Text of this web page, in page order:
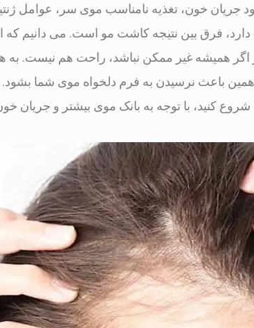
جریان خون، تغذیه نامناسب موی سر، عوامل
فرق بین نتیجه کاشت مو است. می دانیم
همیشه غیر ممکن نباشد، راحت هم نیست. به
باعث نرسیدن به فرم دلخواه موی شما
کنید، با توجه به بانک موی بیشتر و جریان